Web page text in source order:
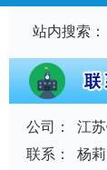
站内搜索：
公司：
江
联系：
杨莉